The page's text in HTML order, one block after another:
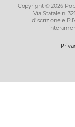
Copyright © 2026
- Via Statale n.
d'iscrizione e